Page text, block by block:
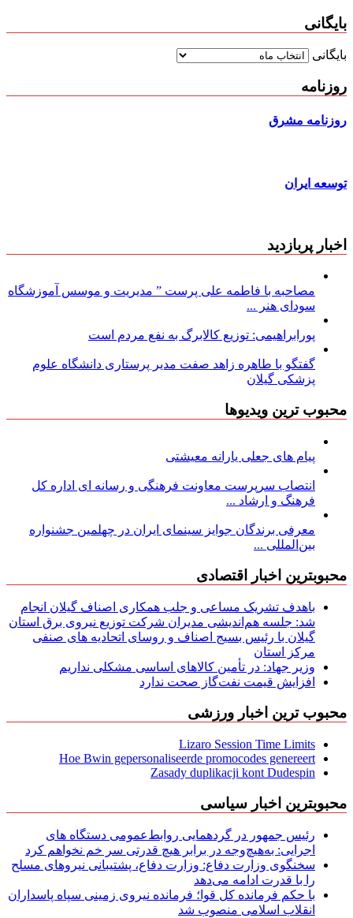
بایگانی
بایگانی
روزنامه
روزنامه مشرق
توسعه ایران
اخبار پربازدید
مصاحبه با فاطمه علی پرست ” مدیریت و موسس آموزشگاه
سودای هنر ...
پورابراهیمی: توزیع کالابرگ به نفع مردم است
گفتگو با طاهره زاهد صفت مدیر پرستاری دانشگاه علوم
پزشکی گیلان
محبوب ترین ویدیوها
پیام های جعلی یارانه معیشتی
انتصاب سرپرست معاونت فرهنگی و رسانه ای اداره کل
فرهنگ و ارشاد ...
معرفی برندگان جوایز سینمای ایران در چهلمین جشنواره
بین‌المللی ...
محبوبترین اخبار اقتصادی
باهدف تشریک مساعی و جلب همکاری اصناف گیلان انجام
شد: جلسه هم‌اندیشی مدیران شركت توزیع نیروی برق استان
گیلان با رئیس بسیج اصناف و روسای اتحادیه های صنفی
مركز استان
وزیر جهاد: در تأمین کالاهای اساسی مشکلی نداریم
افزایش قیمت نفت‌گاز صحت ندارد
محبوب ترین اخبار ورزشی
Lizaro Session Time Limits
Hoe Bwin gepersonaliseerde promocodes genereert
Zasady duplikacji kont Dudespin
محبوبترین اخبار سیاسی
رئیس جمهور در گردهمایی روابط‌عمومی دستگاه های
اجرایی: به‌هیچ‌وجه در برابر هیچ قدرتی سر خم نخواهم کرد
سخنگوی وزارت دفاع: وزارت دفاع، پشتیبانی نیرو‌های مسلح
را با قدرت ادامه می‌دهد
با حکم فرمانده کل قوا؛ فرمانده نیروی زمینی سپاه پاسداران
انقلاب اسلامی منصوب شد